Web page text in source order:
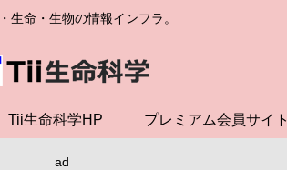
生命・生物の情報インフラ。
Tii生命科学HP プレミアム会員サイト
ad